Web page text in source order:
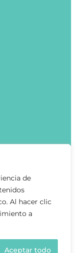
de
Al hacer clic
a
Aceptar todo